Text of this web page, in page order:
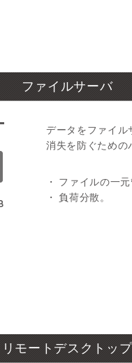
ファイルサーバ
データをファイル
消失を防ぐための
・ ファイルの一元
・ 負荷分散。
リモートデスクトップ